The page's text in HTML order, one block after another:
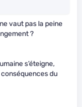
vaut pas la peine
?
s’éteigne,
du